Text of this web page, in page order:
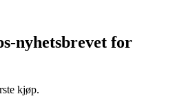
nyhetsbrevet for
kjøp.